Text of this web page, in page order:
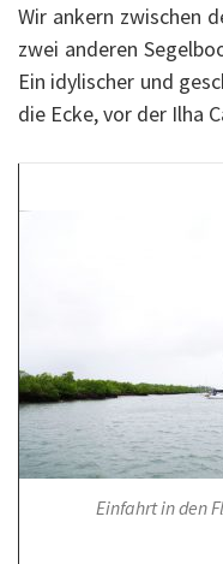
Wir ankern zwischen
zwei anderen
Ein idylischer und
die Ecke, vor der Ilha
Einfahrt in den